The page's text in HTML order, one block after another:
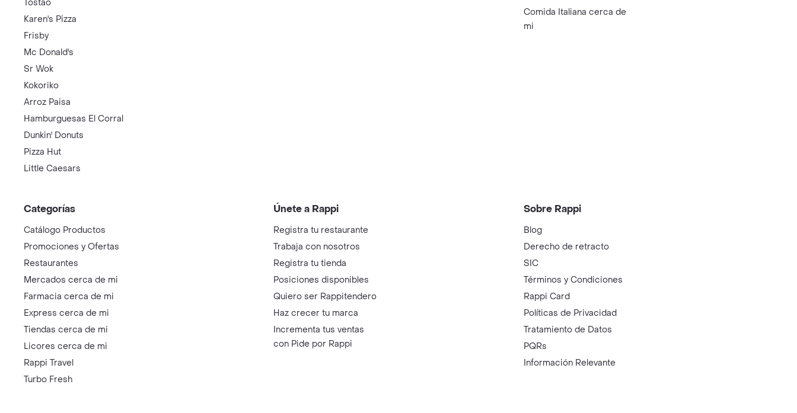
Tostao
Karen's Pizza
Frisby
Mc Donald's
Sr Wok
Kokoriko
Arroz Paisa
Hamburguesas El Corral
Dunkin' Donuts
Pizza Hut
Little Caesars
Comida Italiana cerca de
mi
Categorías
Catálogo Productos
Promociones y Ofertas
Restaurantes
Mercados cerca de mi
Farmacia cerca de mi
Express cerca de mi
Tiendas cerca de mi
Licores cerca de mi
Rappi Travel
Turbo Fresh
Únete a Rappi
Registra tu restaurante
Trabaja con nosotros
Registra tu tienda
Posiciones disponibles
Quiero ser Rappitendero
Haz crecer tu marca
Incrementa tus ventas
con Pide por Rappi
Sobre Rappi
Blog
Derecho de retracto
SIC
Términos y Condiciones
Rappi Card
Políticas de Privacidad
Tratamiento de Datos
PQRs
Información Relevante